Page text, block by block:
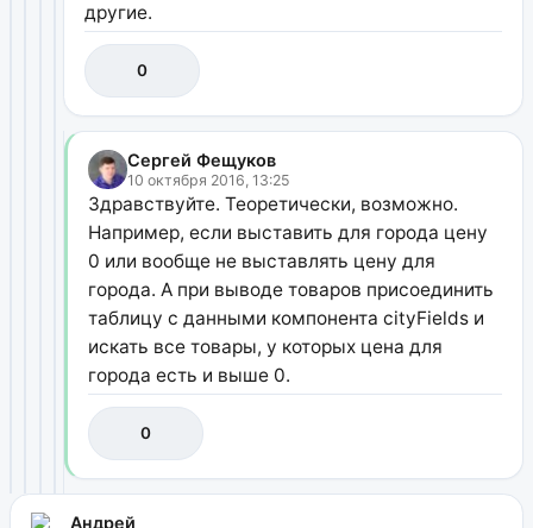
другие.
0
Сергей Фещуков
10 октября 2016, 13:25
Здравствуйте. Теоретически, возможно.
Например, если выставить для города цену
0 или вообще не выставлять цену для
города. А при выводе товаров присоединить
таблицу с данными компонента cityFields и
искать все товары, у которых цена для
города есть и выше 0.
0
Андрей